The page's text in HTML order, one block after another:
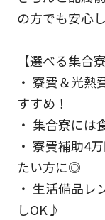
の方でも安心
【選べる集合
・ 寮費＆光
すすめ！
・ 集合寮には
・ 寮費補助4
たい方に◎
・ 生活備品
しOK♪